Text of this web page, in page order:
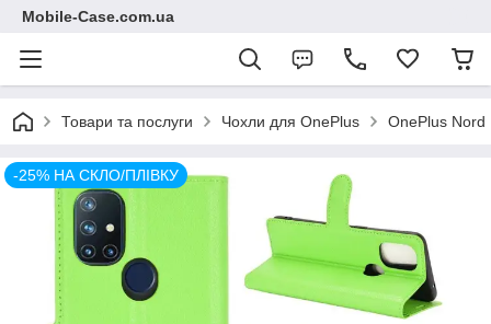
Mobile-Case.com.ua
Товари та послуги Чохли для OnePlus OnePlus Nord
-25% НА СКЛО/ПЛІВКУ